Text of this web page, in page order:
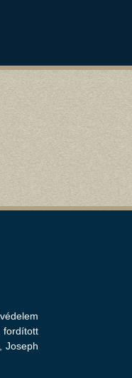
fordított
Joseph